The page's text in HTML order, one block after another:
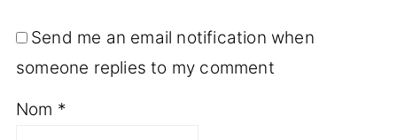
Send me an email notification when
someone replies to my comment
Nom *